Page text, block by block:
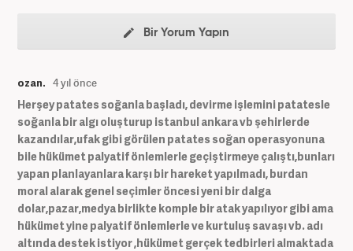
Bir Yorum Yapın
ozan. 4 yıl önce
Herşey patates soğanla başladı, devirme işlemini patatesle
soğanla bir algı oluşturup istanbul ankara vb şehirlerde
kazandılar,ufak gibi görülen patates soğan operasyonuna
bile hükümet palyatif önlemlerle geçiştirmeye çalıştı,bunları
yapan planlayanlara karşı bir hareket yapılmadı, burdan
moral alarak genel seçimler öncesi yeni bir dalga
dolar,pazar,medya birlikte komple bir atak yapılıyor gibi ama
hükümet yine palyatif önlemlerle ve kurtuluş savaşı vb. adı
altında destek istiyor ,hükümet gerçek tedbirleri almaktada